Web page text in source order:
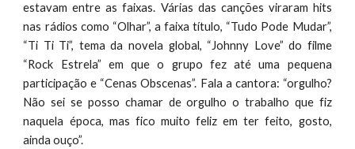
estavam entre as faixas. Várias das canções viraram hits
nas rádios como “Olhar”, a faixa título, “Tudo Pode Mudar”,
“Ti Ti Ti”, tema da novela global, “Johnny Love” do filme
“Rock Estrela” em que o grupo fez até uma pequena
participação e “Cenas Obscenas”. Fala a cantora: “orgulho?
Não sei se posso chamar de orgulho o trabalho que fiz
naquela época, mas fico muito feliz em ter feito, gosto,
ainda ouço”.